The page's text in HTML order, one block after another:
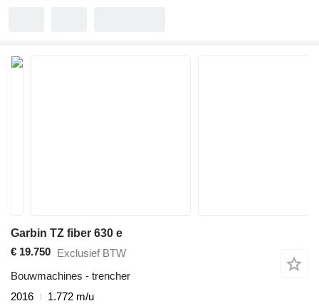
Garbin TZ fiber 630 e
€ 19.750 Exclusief BTW
Bouwmachines - trencher
2016
1.772 m/u